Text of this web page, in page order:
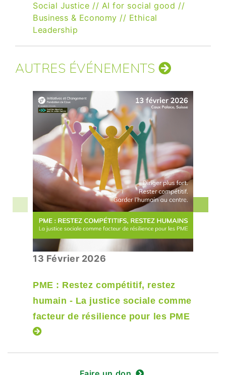
Social Justice // AI for social good //
Business & Economy // Ethical
Leadership
AUTRES ÉVÉNEMENTS
13 Février 2026
PME : Restez compétitif, restez
humain - La justice sociale comme
facteur de résilience pour les PME